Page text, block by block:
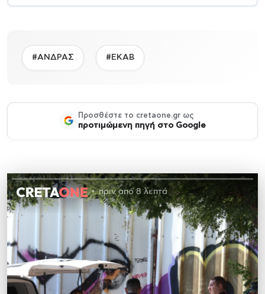
#ΑΝΔΡΑΣ #ΕΚΑΒ
Προσθέστε το cretaone.gr ως
προτιμώμενη πηγή στο Google
πριν από 8 λεπτά